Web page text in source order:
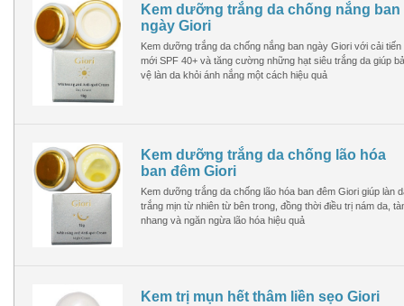
Kem dưỡng trắng da chống nắng ban
ngày Giori
Kem dưỡng trắng da chống nắng ban ngày Giori với cải tiến
mới SPF 40+ và tăng cường những hạt siêu trắng da giúp
vệ làn da khỏi ánh nắng một cách hiệu quả
Kem dưỡng trắng da chống lão hóa
ban đêm Giori
Kem dưỡng trắng da chống lão hóa ban đêm Giori giúp làn
trắng mịn từ nhiên từ bên trong, đồng thời điều trị nám da,
nhang và ngăn ngừa lão hóa hiệu quả
Kem trị mụn hết thâm liền sẹo Giori